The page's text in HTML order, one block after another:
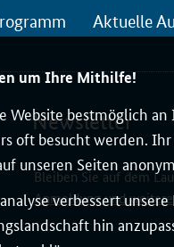
um Ihre Mithilfe!
Website bestmöglich
oft besucht werden.
unseren Seiten
verbessert
hin
Aktuelle
Newsletter
Bleiben Sie auf dem
Anmeldung und